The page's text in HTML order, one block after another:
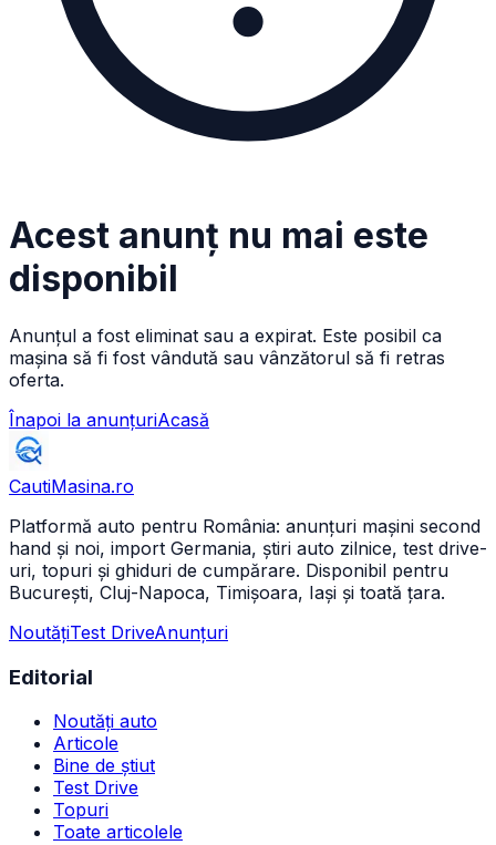
Acest anunț nu mai este
disponibil
Anunțul a fost eliminat sau a expirat. Este posibil ca
mașina să fi fost vândută sau vânzătorul să fi retras
oferta.
Înapoi la anunțuriAcasă
CautiMasina.ro
Platformă auto pentru România: anunțuri mașini second
hand și noi, import Germania, știri auto zilnice, test drive-
uri, topuri și ghiduri de cumpărare. Disponibil pentru
București, Cluj-Napoca, Timișoara, Iași și toată țara.
NoutățiTest DriveAnunțuri
Editorial
Noutăți auto
Articole
Bine de știut
Test Drive
Topuri
Toate articolele